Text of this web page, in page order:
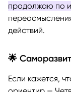
продолжаю по
действий.
🌟
Если кажется,